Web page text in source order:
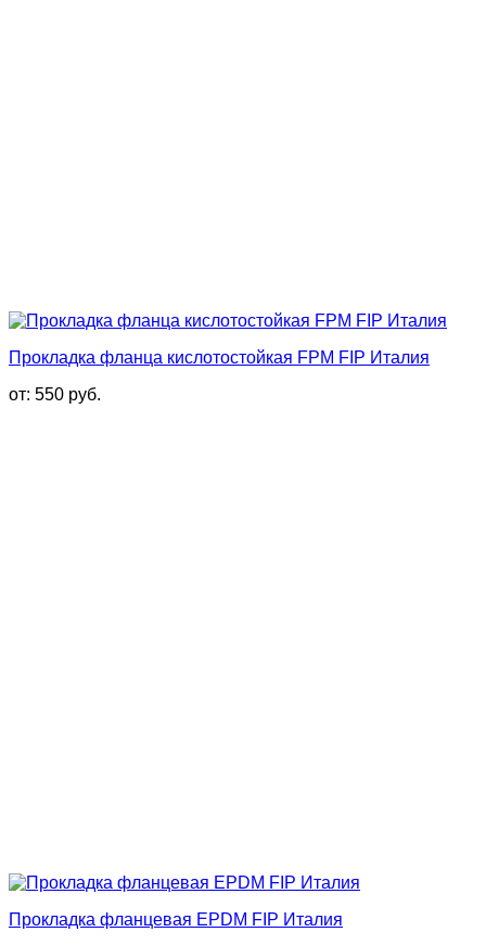
Прокладка фланца кислотостойкая FPM FIP Италия
от: 550 руб.
Прокладка фланцевая EPDM FIP Италия